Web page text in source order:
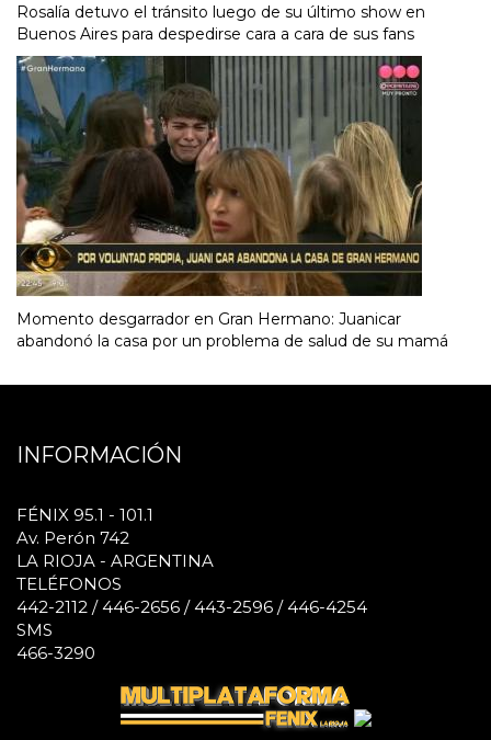
Rosalía detuvo el tránsito luego de su último show en
Buenos Aires para despedirse cara a cara de sus fans
Momento desgarrador en Gran Hermano: Juanicar
abandonó la casa por un problema de salud de su mamá
INFORMACIÓN
FÉNIX 95.1 - 101.1
Av. Perón 742
LA RIOJA - ARGENTINA
TELÉFONOS
442-2112 / 446-2656 / 443-2596 / 446-4254
SMS
466-3290